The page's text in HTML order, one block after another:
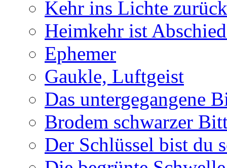
Kehr ins Lichte zurück
Heimkehr ist
Ephemer
Gaukle, Luftgeist
Das untergegangene
Brodem schwarzer
Der Schlüssel bist du